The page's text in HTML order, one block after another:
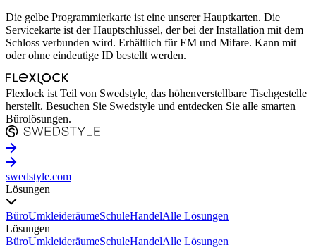
Die gelbe Programmierkarte ist eine unserer Hauptkarten. Die
Servicekarte ist der Hauptschlüssel, der bei der Installation mit dem
Schloss verbunden wird. Erhältlich für EM und Mifare. Kann mit
oder ohne eindeutige ID bestellt werden.
Flexlock ist Teil von Swedstyle, das höhenverstellbare Tischgestelle
herstellt. Besuchen Sie Swedstyle und entdecken Sie alle smarten
Bürolösungen.
swedstyle.com
Lösungen
BüroUmkleideräumeSchuleHandelAlle Lösungen
Lösungen
BüroUmkleideräumeSchuleHandelAlle Lösungen